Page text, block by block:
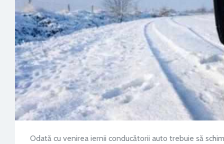
Odată cu venirea iernii conducătorii auto trebuie să